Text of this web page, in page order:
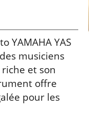
YAMAHA YAS
musiciens
et son
offre
pour les